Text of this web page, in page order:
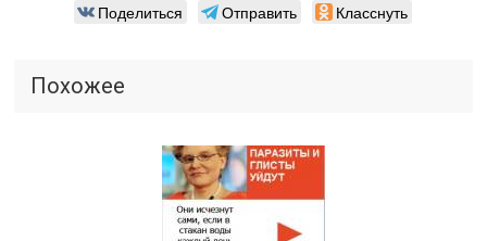
Поделиться Отправить Класснуть
Похожее